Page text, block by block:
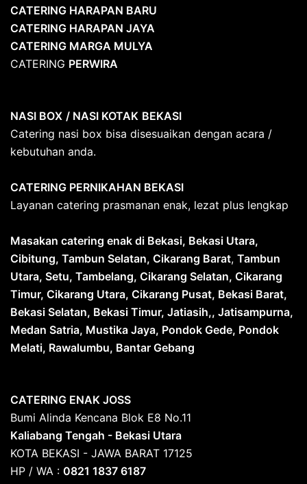
CATERING HARAPAN BARU
CATERING HARAPAN JAYA
CATERING MARGA MULYA
CATERING PERWIRA
NASI BOX / NASI KOTAK BEKASI
Catering nasi box bisa disesuaikan dengan acara /
kebutuhan anda.
CATERING PERNIKAHAN BEKASI
Layanan catering prasmanan enak, lezat plus lengkap
Masakan catering enak di Bekasi, Bekasi Utara,
Cibitung, Tambun Selatan, Cikarang Barat, Tambun
Utara, Setu, Tambelang, Cikarang Selatan, Cikarang
Timur, Cikarang Utara, Cikarang Pusat, Bekasi Barat,
Bekasi Selatan, Bekasi Timur, Jatiasih,, Jatisampurna,
Medan Satria, Mustika Jaya, Pondok Gede, Pondok
Melati, Rawalumbu, Bantar Gebang
CATERING ENAK JOSS
Bumi Alinda Kencana Blok E8 No.11
Kaliabang Tengah - Bekasi Utara
KOTA BEKASI - JAWA BARAT 17125
HP / WA : 0821 1837 6187